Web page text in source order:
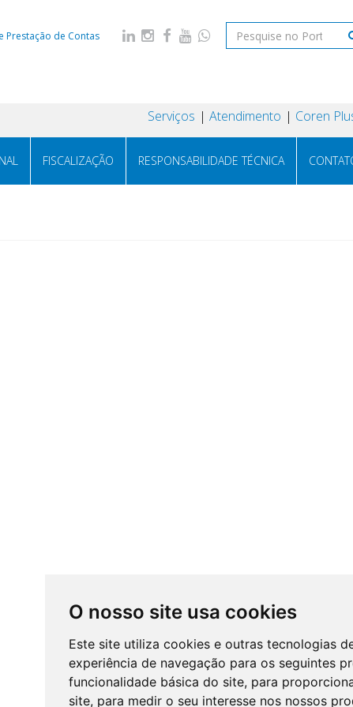
O nosso site usa cookies
Este site utiliza cookies e outras tecnologias
experiência de navegação para os seguintes
funcionalidade básica do site, para
site, para medir o seu interesse nos nossos
Prestação de Contas
Serviços Atendimento Coren
FISCALIZAÇÃO RESPONSABILIDADE TÉCNICA